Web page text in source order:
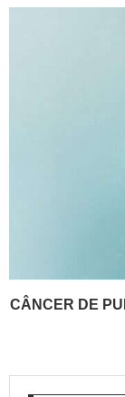
CÂNCER DE